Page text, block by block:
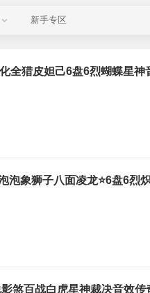
新手专区